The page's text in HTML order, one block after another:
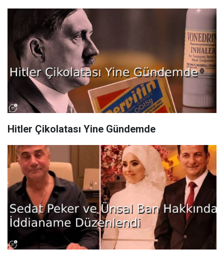
Hitler Çikolatası Yine Gündemde